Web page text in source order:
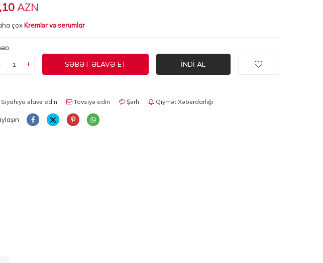
AZN
çox Kremlər və serumlar
SƏBƏT ƏLAVƏ ET İNDI AL
Siyahıya əlavə edin Tövsiyə edin Şərh Qiymət Xəbərdarlığı